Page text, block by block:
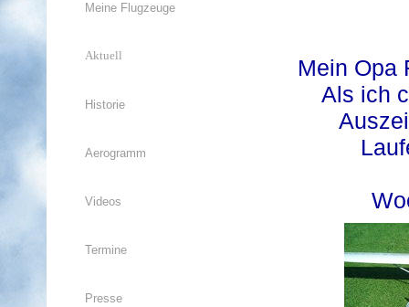
Meine Flugzeuge
Aktuell
Historie
Aerogramm
Videos
Termine
Presse
Mein Opa
Als ich